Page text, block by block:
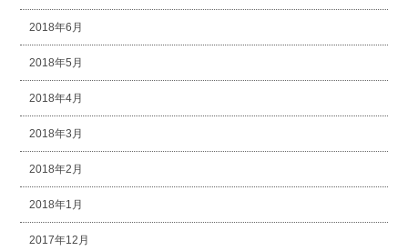
2018年6月
2018年5月
2018年4月
2018年3月
2018年2月
2018年1月
2017年12月